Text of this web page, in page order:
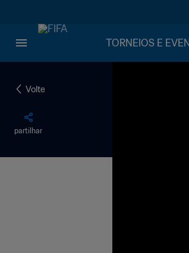
TORNEIOS E
Volte
partilhar